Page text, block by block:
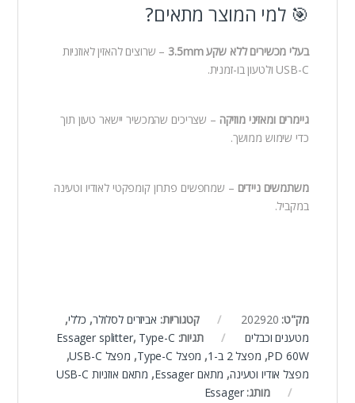
🎯 למי המוצר מתאים?
בעלי מכשירים ללא שקע 3.5mm
– שרוצים להאזין לאוזניות
USB-C ולטעון בו-זמנית.
גיימרים ומאזיני מוזיקה – שצריכים שהמכשיר יישאר טעון תוך
כדי שימוש ממושך.
משתמשים ניידים – שמחפשים פתרון קומפקטי לאודיו וטעינה
במקביל.
מק"ט: 202920 קטגוריות: אביזרים לסלולר, כללי,
מטענים וכבלים
תגיות: Essager splitter, Type-C
PD 60W
, מפצל 2 ב-1 , מפצל Type-C , מפצל USB-C
,
מפצל אודיו וטעינה, מתאם Essager , מתאם אוזניות USB-C
מותג:Essager